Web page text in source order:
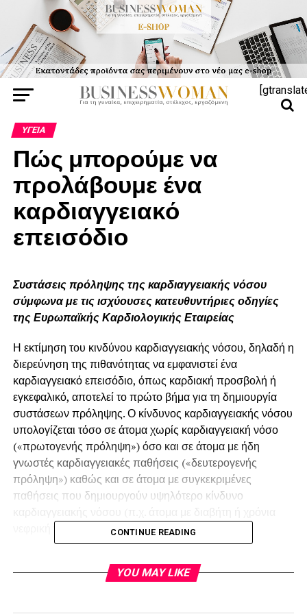
ΥΓΕΊΑ
Πώς μπορούμε να
προλάβουμε ένα
καρδιαγγειακό
επεισόδιο
Συστάσεις πρόληψης της καρδιαγγειακής νόσου
σύμφωνα με τις ισχύουσες κατευθυντήριες οδηγίες
της Ευρωπαϊκής Καρδιολογικής Εταιρείας
Η εκτίμηση του κινδύνου καρδιαγγειακής νόσου, δηλαδή η
διερεύνηση της πιθανότητας να εμφανιστεί ένα
καρδιαγγειακό επεισόδιο, όπως καρδιακή προσβολή ή
εγκεφαλικό, αποτελεί το πρώτο βήμα για τη δημιουργία
συστάσεων πρόληψης. Ο κίνδυνος καρδιαγγειακής νόσου
υπολογίζεται τόσο σε άτομα χωρίς καρδιαγγειακή νόσο
(«πρωτογενής πρόληψη») όσο και σε άτομα με ήδη
γνωστές καρδιαγγειακές παθήσεις («δευτερογενής
πρόληψη») καθώς και σε άτομα με συγκεκριμένες
παθήσεις που δημιουργούν υψηλότερο κίνδυνο
μπορεί να ταξινομηθεί ως χαμηλός, μέτριος, υψηλός ή
CONTINUE READING
YOU MAY LIKE